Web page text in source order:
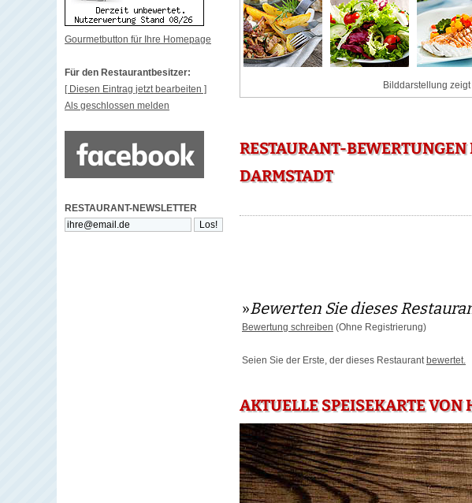
Gourmetbutton für Ihre Homepage
Für den Restaurantbesitzer:
[ Diesen Eintrag jetzt bearbeiten ]
Als geschlossen melden
RESTAURANT-NEWSLETTER
Bilddarstellung
RESTAURANT-
DARMSTADT
»Bewerten Sie dieses
Bewertung schreiben (Ohne Registrierung)
Seien Sie der Erste, der dieses Restaurant bewertet.
AKTUELLE SPEISEKARTE VON